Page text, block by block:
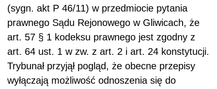
(sygn. akt P 46/11) w przedmiocie pytania
prawnego Sądu Rejonowego w Gliwicach, że
art. 57 § 1 kodeksu prawnego jest zgodny z
art. 64 ust. 1 w zw. z art. 2 i art. 24 konstytucji.
Trybunał przyjął pogląd, że obecne przepisy
wyłączają możliwość odnoszenia się do